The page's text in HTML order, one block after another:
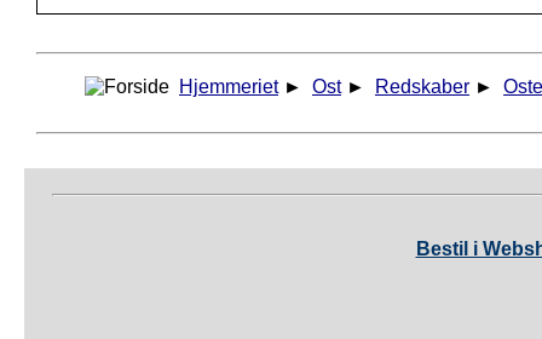
Hjemmeriet ► Ost ► Redskaber ►
Bestil i